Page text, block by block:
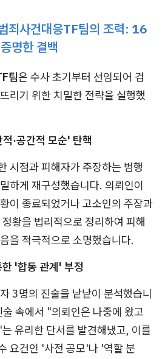
죄사건대응TF팀의 조력: 16
명한 결백
팀은 수사 초기부터 선임되어 검
리기 위한 치밀한 전략을 실행했
·공간적 모순' 탄핵
시점과 피해자가 주장하는 범행
하게 재구성했습니다. 의뢰인이
이 종료되었거나 고소인의 주장과
황을 법리적으로 정리하여 피해
을 적극적으로 소명했습니다.
'합동 관계' 부정
3명의 진술을 낱낱이 분석했습니
속에서 "의뢰인은 나중에 왔고
유리한 단서를 발견해냈고, 이를
요건인 '사전 공모'나 '역할 분